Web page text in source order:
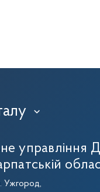
›
управління
Ужгород,